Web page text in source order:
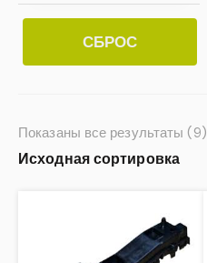
СБРОС
Показаны все результаты (9)